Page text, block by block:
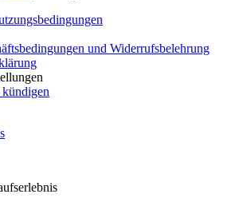
und Widerrufsbelehrung